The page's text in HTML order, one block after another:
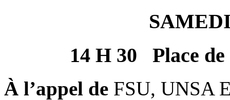
14 H 30 Place
À l’appel de FSU, UNSA